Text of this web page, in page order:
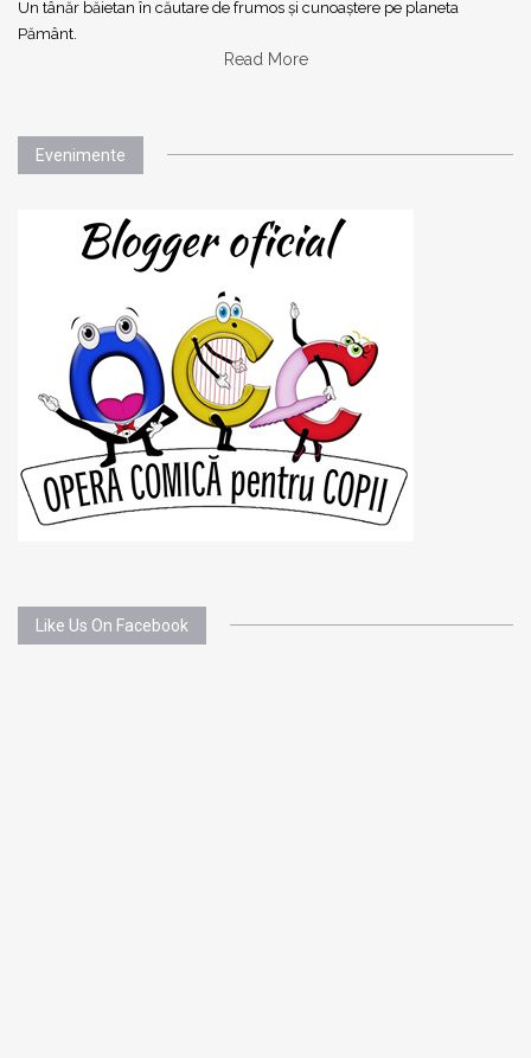
Un tânăr băietan în căutare de frumos și cunoaștere pe planeta
Pământ.
Read More
Evenimente
Like Us On Facebook